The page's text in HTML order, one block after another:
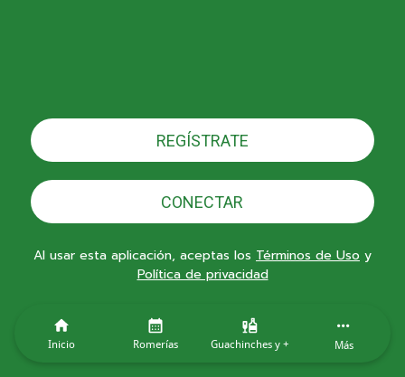
REGÍSTRATE
CONECTAR
Al usar esta aplicación, aceptas los Términos de Uso y
Política de privacidad
Inicio Romerías Guachinches y + Más